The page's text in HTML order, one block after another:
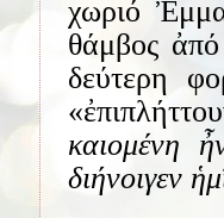
χωριό
θάμβος
δεύτερη
καιομένη
διήνοιγεν